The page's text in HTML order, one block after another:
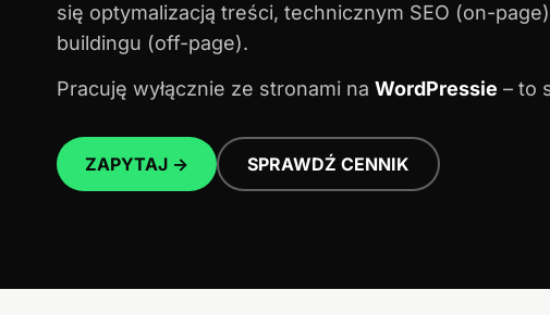
się optymalizacją treści, technicznym SEO (on-
buildingu (off-page).
Pracuję wyłącznie ze stronami na WordPressie – to
ZAPYTAJ → SPRAWDŹ CENNIK